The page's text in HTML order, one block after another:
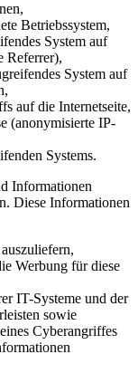
Betriebssystem,
System auf
Referrer),
System auf
auf die Internetseite,
(anonymisierte IP-
Systems.
Informationen
Diese Informationen
Werbung für diese
IT-Systeme und der
sowie
Cyberangriffes